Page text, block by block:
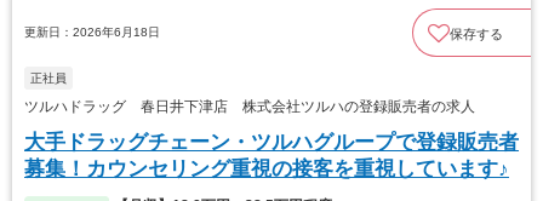
更新日：2026年6月18日 保存する
正社員
ツルハドラッグ 春日井下津店 株式会社ツルハの登録販売者の求人
大手ドラッグチェーン・ツルハグループで登録販売者
募集！カウンセリング重視の接客を重視しています♪